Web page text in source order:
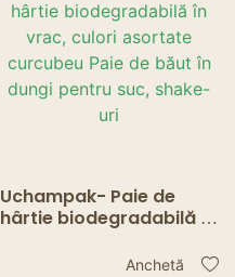
Uchampak- Paie de
hârtie biodegradabilă în
curcubeu Paie de băut
Anchetă